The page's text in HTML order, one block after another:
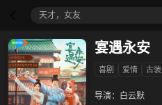
天才，女友
宴遇永安
喜剧 爱情 古装
导演：
白云默